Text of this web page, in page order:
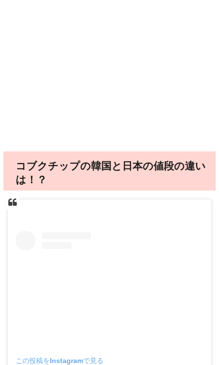
コブクチップの韓国と日本の値段の違い
は！？
この投稿をInstagramで見る